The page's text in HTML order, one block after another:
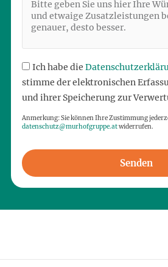
Ich habe die
stimme der elektronischen
und ihrer Speicherung zur
Anmerkung: Sie können Ihre Zustimmung
datenschutz@murhofgruppe.atwiderrufen.
Senden